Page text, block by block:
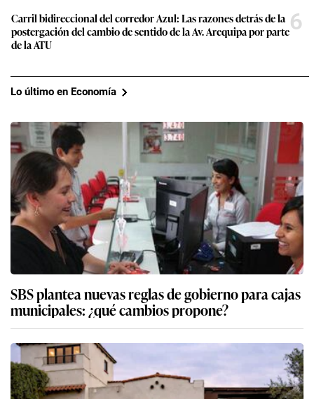
Carril bidireccional del corredor Azul: Las razones detrás de la
postergación del cambio de sentido de la Av. Arequipa por parte
de la ATU
6
Lo último en Economía
SBS plantea nuevas reglas de gobierno para cajas
municipales: ¿qué cambios propone?